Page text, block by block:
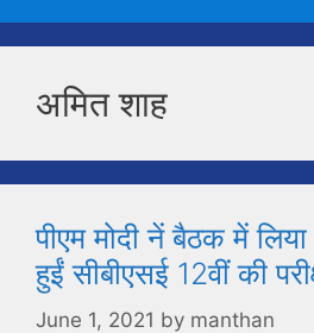
अमित शाह
पीएम मोदी नें बैठक में
हुईं सीबीएसई 12वीं की
June 1, 2021 by manthan